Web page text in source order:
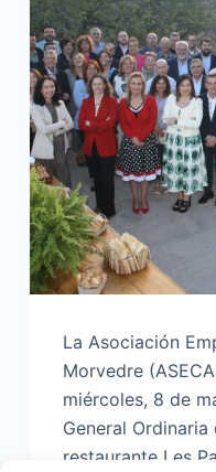
La Asociación
Morvedre
miércoles, 8 de
General
restaurante Les